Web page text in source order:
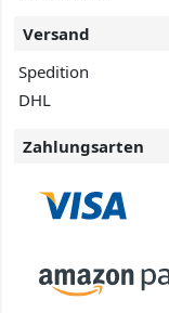
Versand
Spedition
DHL
Zahlungsarten